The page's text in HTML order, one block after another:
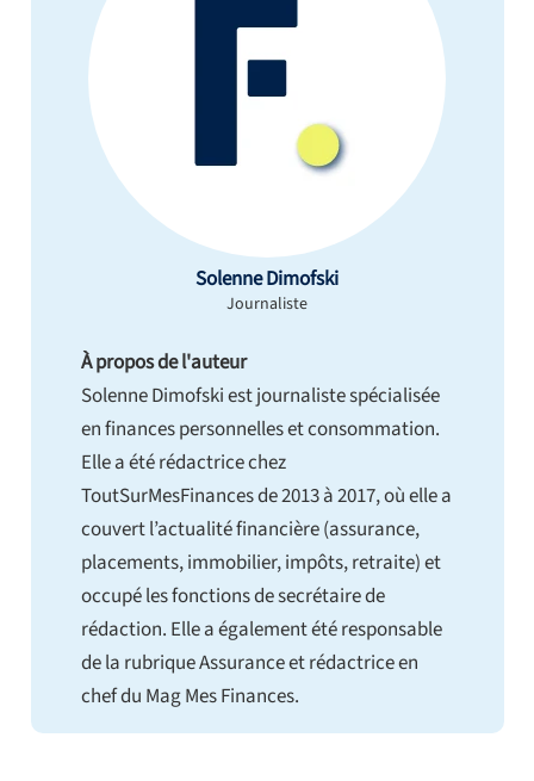
Solenne Dimofski
Journaliste
À propos de l'auteur
Solenne Dimofski est journaliste spécialisée
en finances personnelles et consommation.
Elle a été rédactrice chez
ToutSurMesFinances de 2013 à 2017, où elle a
couvert l’actualité financière (assurance,
placements, immobilier, impôts, retraite) et
occupé les fonctions de secrétaire de
rédaction. Elle a également été responsable
de la rubrique Assurance et rédactrice en
chef du Mag Mes Finances.